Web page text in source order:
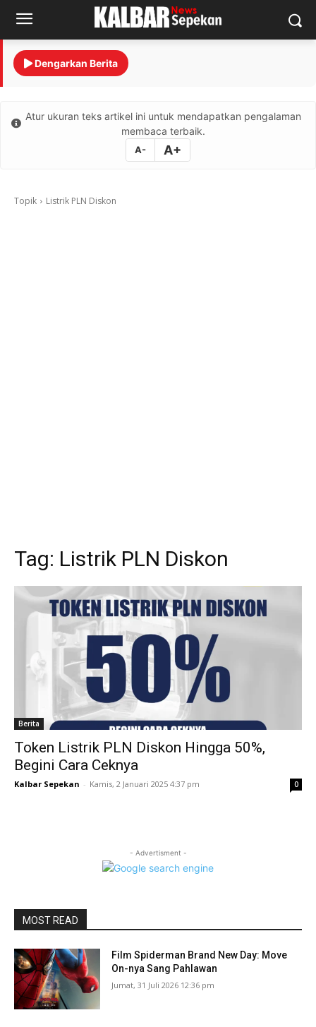
Dengarkan Berita
Atur ukuran teks artikel ini untuk mendapatkan pengalaman
membaca terbaik.
A- A+
Topik Listrik PLN Diskon
Tag: Listrik PLN Diskon
Berita
Token Listrik PLN Diskon Hingga 50%,
Begini Cara Ceknya
Kalbar Sepekan - Kamis, 2 Januari 2025 4:37 pm 0
- Advertisment -
MOST READ
Film Spiderman Brand New Day: Move
On-nya Sang Pahlawan
Jumat, 31 Juli 2026 12:36 pm